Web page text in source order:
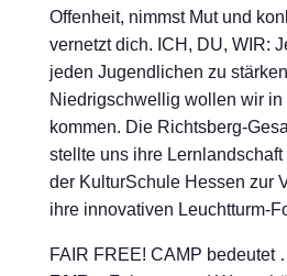
Offenheit, nimmst Mut und
vernetzt dich. ICH, DU, WIR:
jeden Jugendlichen zu
Niedrigschwellig wollen wir in
kommen. Die Richtsberg-
stellte uns ihre
der KulturSchule Hessen zur
ihre innovativen Leuchtturm-
FAIR FREE! CAMP bedeutet